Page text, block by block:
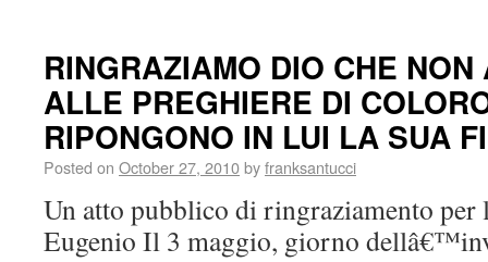
RINGRAZIAMO DIO CHE NON
ALLE PREGHIERE DI
RIPONGONO IN LUI LA SUA
Posted on October 27, 2010byfranksantucci
Un atto pubblico di ringraziamento per
Eugenio Il 3 maggio, giorno